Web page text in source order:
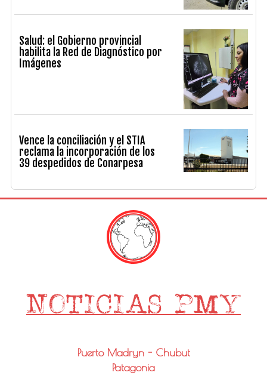
Salud: el Gobierno provincial
habilita la Red de Diagnóstico por
Imágenes
Vence la conciliación y el STIA
reclama la incorporación de los
39 despedidos de Conarpesa
Puerto Madryn - Chubut
Patagonia